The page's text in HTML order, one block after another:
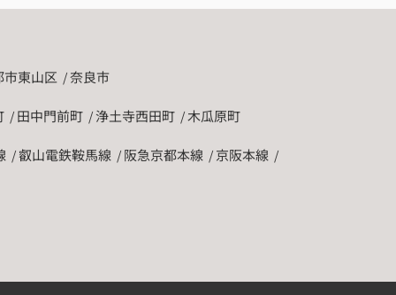
市東山区 奈良市
田中門前町 浄土寺西田町 木瓜原町
叡山電鉄鞍馬線 阪急京都本線 京阪本線